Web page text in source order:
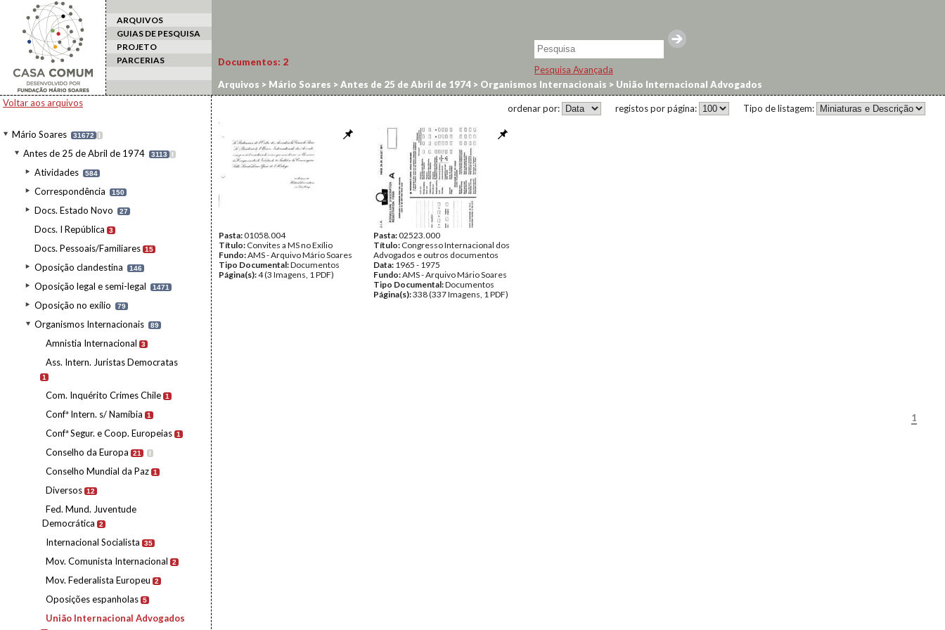
ARQUIVOS
GUIAS DE PESQUISA
PROJETO
PARCERIAS
Pesquisa Avançada
Voltar aos arquivos
Mário Soares 31672 I
Antes de 25 de Abril de 1974 3113 I
Atividades 584
Correspondência 150
Docs. Estado Novo 27
Docs. I República 3
Docs. Pessoais/Familiares 15
Oposição clandestina 146
Oposição legal e semi-legal 1471
Oposição no exílio 79
Organismos Internacionais 89
Amnistia Internacional 3
Ass. Intern. Juristas Democratas
1
Com. Inquérito Crimes Chile 1
Confª Intern. s/ Namíbia 1
Confª Segur. e Coop. Europeias 1
Conselho da Europa 21 I
Conselho Mundial da Paz 1
Diversos 12
Fed. Mund. Juventude
Democrática
2
Internacional Socialista 35
Mov. Comunista Internacional 2
Mov. Federalista Europeu 2
Oposições espanholas 5
União Internacional Advogados
Documentos: 2
Arquivos > Mário Soares >Antes de 25 de Abril de 1974 > Organismos Internacionais > União Internacional Advogados
Tipo de listagem:
registos por página:
ordenar por:
Pasta:01058.004
Título: Convites a MS no Exílio
Fundo:AMS - Arquivo Mário Soares
Tipo Documental:Documentos
Página(s):4 (3 Imagens, 1 PDF)
Pasta:02523.000
Título: Congresso Internacional dos
Advogados e outros documentos
Data: 1965 - 1975
Fundo:AMS - Arquivo Mário Soares
Tipo Documental:Documentos
Página(s):338 (337 Imagens, 1 PDF)
1